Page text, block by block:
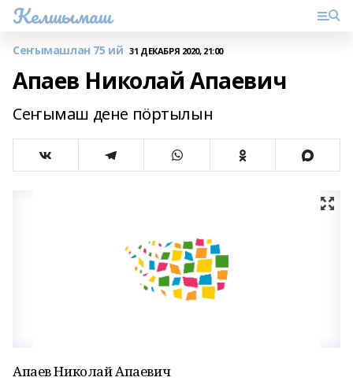
Келшымаш
Сеҥымашлан 75 ий 31 ДЕКАБРЯ 2020, 21:00
Апаев Николай Апаевич
Сеҥымаш дене пӧртылын
Апаев Николай Апаевич